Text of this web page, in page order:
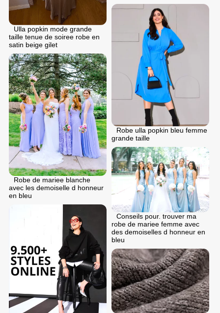
Ulla popkin mode grande
taille tenue de soiree robe en
satin beige gilet
Robe ulla popkin bleu femme
grande taille
Robe de mariee blanche
avec les demoiselle d honneur
en bleu
Conseils pour. trouver ma
robe de mariee femme avec
des demoiselles d honneur en
bleu